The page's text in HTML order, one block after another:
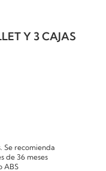
Y 3 CAJAS
Se recomienda
de 36 meses
ABS